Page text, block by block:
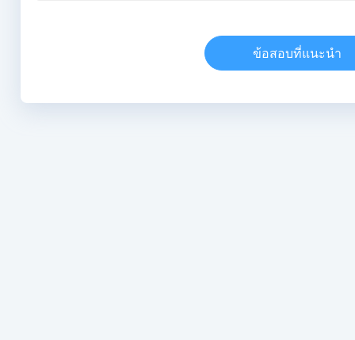
ข้อสอบที่แนะนำ